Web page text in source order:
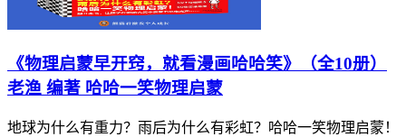
《物理启蒙早开窍，就看漫画哈哈笑》（全10册）
老渔 编著 哈哈一笑物理启蒙
地球为什么有重力？雨后为什么有彩虹？哈哈一笑物理启蒙！